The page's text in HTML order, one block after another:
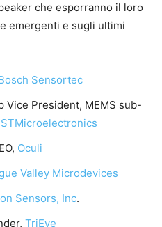
che esporranno il loro
emergenti e sugli ultimi
Sensortec
Vice President, MEMS sub-
STMicroelectronics
Oculi
Valley Microdevices
Sensors, Inc.
TriEye